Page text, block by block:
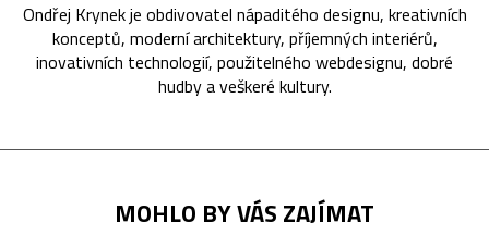
Ondřej Krynek je obdivovatel nápaditého designu, kreativních
konceptů, moderní architektury, příjemných interiérů,
inovativních technologií, použitelného webdesignu, dobré
hudby a veškeré kultury.
MOHLO BY VÁS ZAJÍMAT